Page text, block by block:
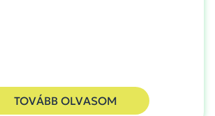
TOVÁBB OLVASOM